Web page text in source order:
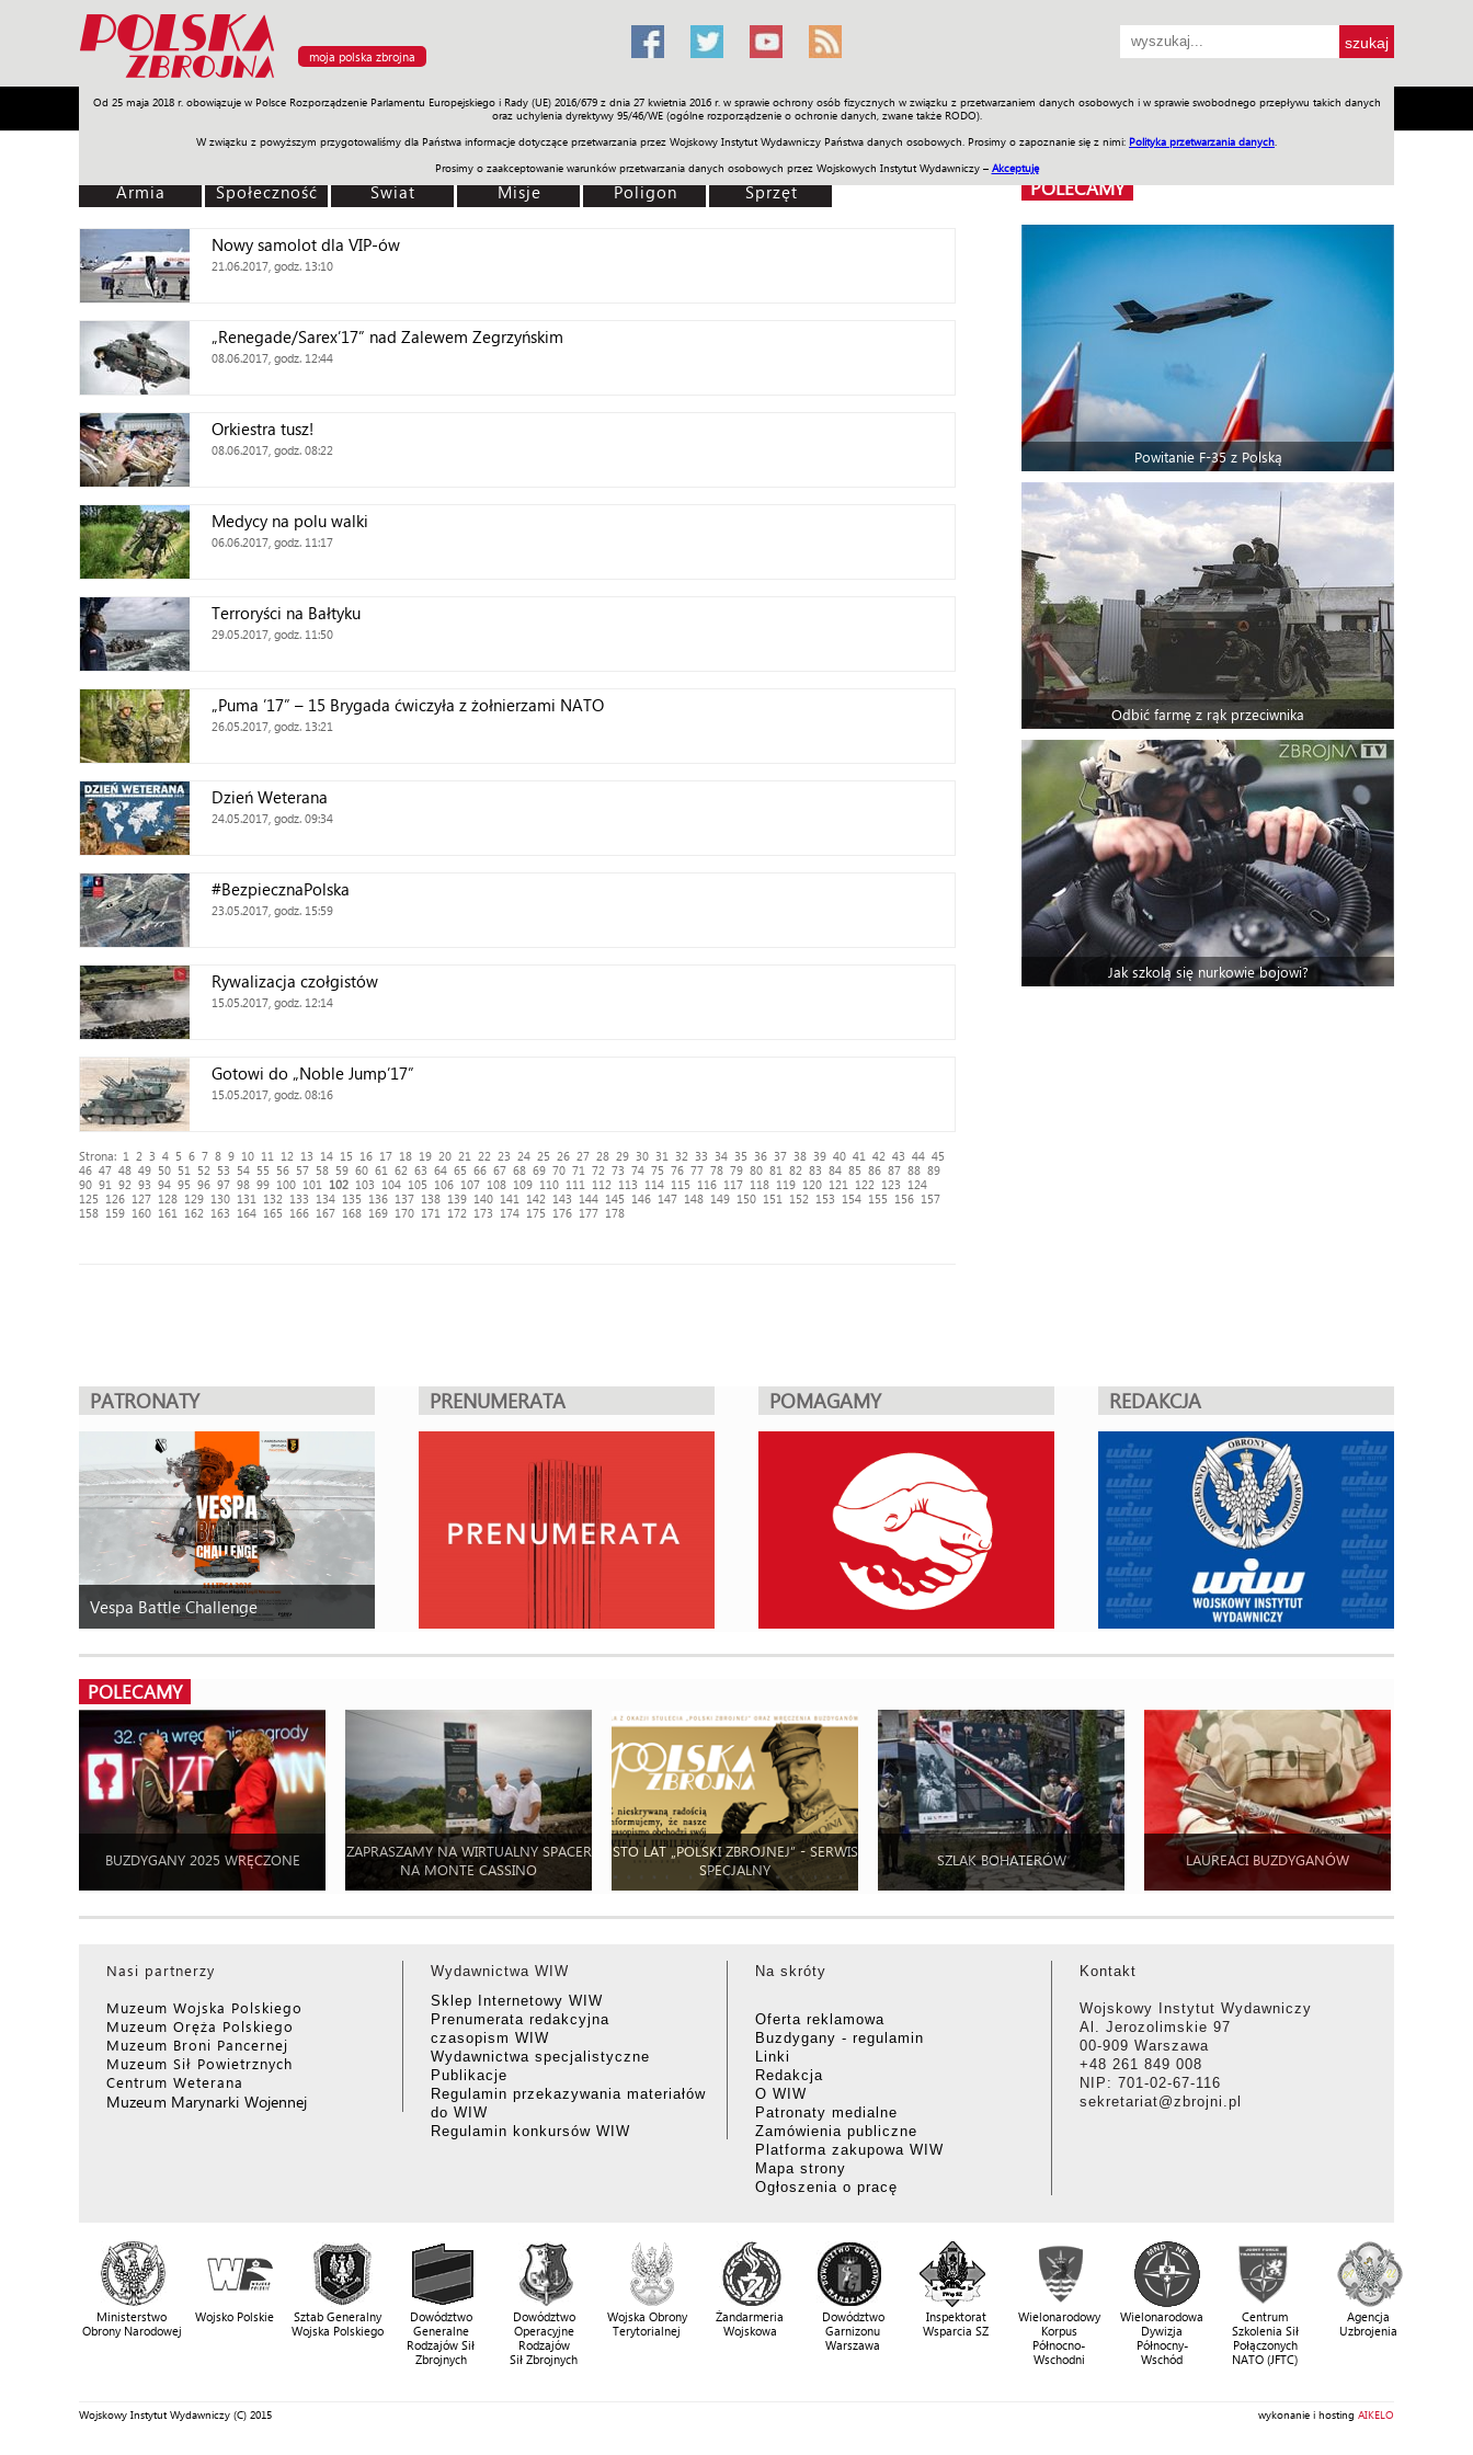
moja polska zbrojna
Od 25 maja 2018 r. obowiązuje w Polsce Rozporządzenie Parlamentu Europejskiego i Rady (UE) 2016/679 z dnia 27 kwietnia 2016 r. w sprawie ochrony osób fizycznych w związku z przetwarzaniem danych osobowych i w sprawie swobodnego przepływu takich danych
oraz uchylenia dyrektywy 95/46/WE (ogólne rozporządzenie o ochronie danych, zwane także RODO).
W związku z powyższym przygotowaliśmy dla Państwa informacje dotyczące przetwarzania przez Wojskowy Instytut Wydawniczy Państwa danych osobowych. Prosimy o zapoznanie się z nimi: Polityka przetwarzania danych
Prosimy o zaakceptowanie warunków przetwarzania danych osobowych przez Wojskowych Instytut Wydawniczy – Akceptuję
Armia Poligon Sprzęt Misje Polityka Prawo Świat Społeczność Sport Historia Galerie Wideo ENGLISH SKLEP Jednodniówki Praca w WIW
Armia Społeczność Świat Misje Poligon Sprzęt
Nowy samolot dla VIP-ów
21.06.2017, godz. 13:10
„Renegade/Sarex’17” nad Zalewem Zegrzyńskim
08.06.2017, godz. 12:44
Orkiestra tusz!
08.06.2017, godz. 08:22
Medycy na polu walki
06.06.2017, godz. 11:17
Terroryści na Bałtyku
29.05.2017, godz. 11:50
„Puma ’17” – 15 Brygada ćwiczyła z żołnierzami NATO
26.05.2017, godz. 13:21
Dzień Weterana
24.05.2017, godz. 09:34
#BezpiecznaPolska
23.05.2017, godz. 15:59
Rywalizacja czołgistów
15.05.2017, godz. 12:14
Gotowi do „Noble Jump’17”
15.05.2017, godz. 08:16
Strona: 1 2 3 4 5 6 7 8 9 10 11 12 13 14 15 16 17 18 19 20 21 22 23 24 25 26 27 28 29 30 31 32 33 34 35 36 37 38 39 40 41 42 43 44 45
46 47 48 49 50 51 52 53 54 55 56 57 58 59 60 61 62 63 64 65 66 67 68 69 70 71 72 73 74 75 76 77 78 79 80 81 82 83 84 85 86 87 88 89
90 91 92 93 94 95 96 97 98 99 100 101 102 103 104 105 106 107 108 109 110 111 112 113 114 115 116 117 118 119 120 121 122 123
124
125
126 127 128 129 130 131 132 133 134 135 136 137 138 139 140 141 142 143 144 145 146 147 148 149 150 151 152 153 154 155 156 157
158 159 160 161 162 163 164 165 166 167 168 169 170 171 172 173 174 175 176 177 178
POLECAMY
Powitanie F-35 z Polską
Odbić farmę z rąk przeciwnika
Jak szkolą się nurkowie bojowi?
PATRONATY
Vespa Battle Challenge
PRENUMERATA POMAGAMY REDAKCJA
POLECAMY
BUZDYGANY 2025 WRĘCZONE
ZAPRASZAMY NA WIRTUALNY SPACER
NA MONTE CASSINO
STO LAT „POLSKI ZBROJNEJ” - SERWIS
SPECJALNY
SZLAK BOHATERÓW LAUREACI BUZDYGANÓW
Nasi partnerzy
Muzeum Wojska Polskiego
Muzeum Oręża Polskiego
Muzeum Broni Pancernej
Muzeum Sił Powietrznych
Centrum Weterana
Muzeum Marynarki Wojennej
Wydawnictwa WIW
Sklep Internetowy WIW
Prenumerata redakcyjna
czasopism WIW
Wydawnictwa specjalistyczne
Publikacje
Regulamin przekazywania materiałów
do WIW
Regulamin konkursów WIW
Na skróty
Oferta reklamowa
Buzdygany - regulamin
Linki
Redakcja
O WIW
Patronaty medialne
Zamówienia publiczne
Platforma zakupowa WIW
Mapa strony
Ogłoszenia o pracę
Kontakt
Wojskowy Instytut Wydawniczy
Al. Jerozolimskie 97
00-909 Warszawa
+48 261 849 008
NIP: 701-02-67-116
sekretariat@zbrojni.pl
Ministerstwo
Obrony Narodowej
Wojsko Polskie
Sztab Generalny
Wojska Polskiego
Dowództwo
Generalne
Rodzajów Sił
Zbrojnych
Dowództwo
Operacyjne
Rodzajów
Sił Zbrojnych
Wojska Obrony
Terytorialnej
Żandarmeria
Wojskowa
Dowództwo
Garnizonu
Warszawa
Inspektorat
Wsparcia SZ
Wielonarodowy
Korpus
Północno-
Wschodni
Wielonarodowa
Dywizja
Północny-
Wschód
Centrum
Szkolenia Sił
Połączonych
NATO (JFTC)
Agencja
Uzbrojenia
Wojskowy Instytut Wydawniczy (C) 2015 wykonanie i hosting AIKELO